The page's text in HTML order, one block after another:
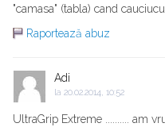
"camasa" (tabla) cand
Raportează abuz
Adi
la 20.02.2014, 10:52
UltraGrip Extreme .......... am